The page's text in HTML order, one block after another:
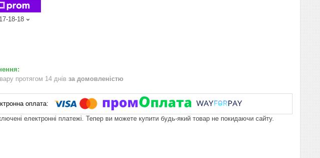
18-18
протягом 14 днів за домовленістю
електронні платежі. Тепер ви можете купити будь-який товар не покидаючи сайту.